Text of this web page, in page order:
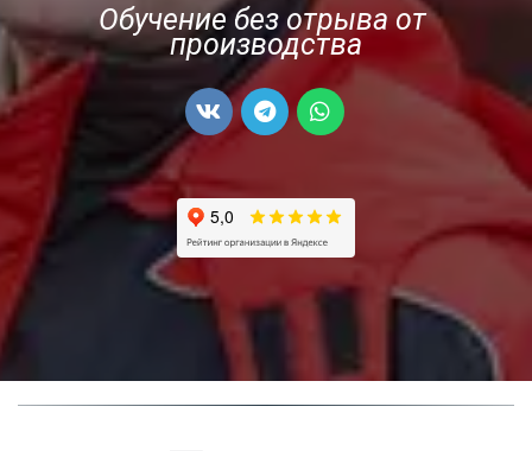
Обучение без отрыва от
производства